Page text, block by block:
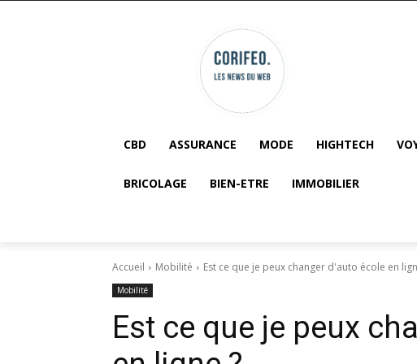
CBD ASSURANCE MODE HIGHTECH
BRICOLAGE BIEN-ETRE IMMOBILIER
Accueil Mobilité Est ce que je peux changer d'auto école en
Mobilité
Est ce que je peux